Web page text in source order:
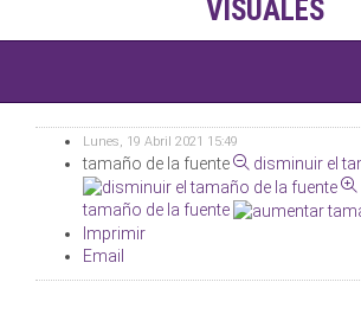
VISUALES
Lunes, 19 Abril 2021 15:49
tamaño de la fuente
disminuir el
tamaño de la fuente
Imprimir
Email